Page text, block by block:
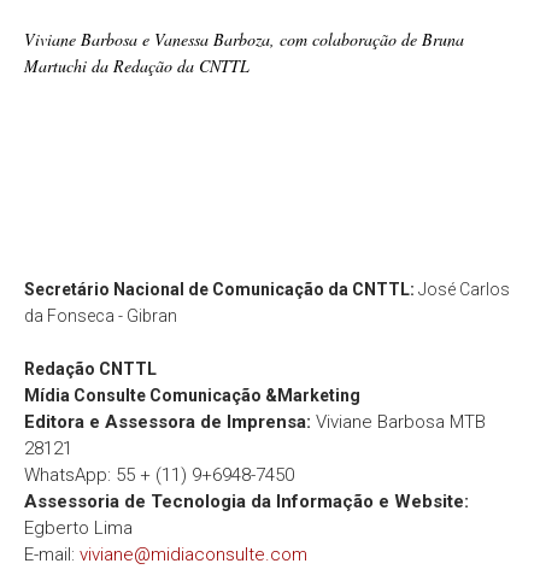
Viviane Barbosa e Vanessa Barboza, com colaboração de Bruna
Martuchi da Redação da CNTTL
Secretário Nacional de Comunicação da CNTTL: José Carlos
da Fonseca - Gibran
Redação CNTTL
Mídia Consulte Comunicação &Marketing
Editora e Assessora de Imprensa: Viviane Barbosa MTB
28121
WhatsApp: 55 + (11) 9+6948-7450
Assessoria de Tecnologia da Informação e Website:
Egberto Lima
E-mail: viviane@midiaconsulte.com